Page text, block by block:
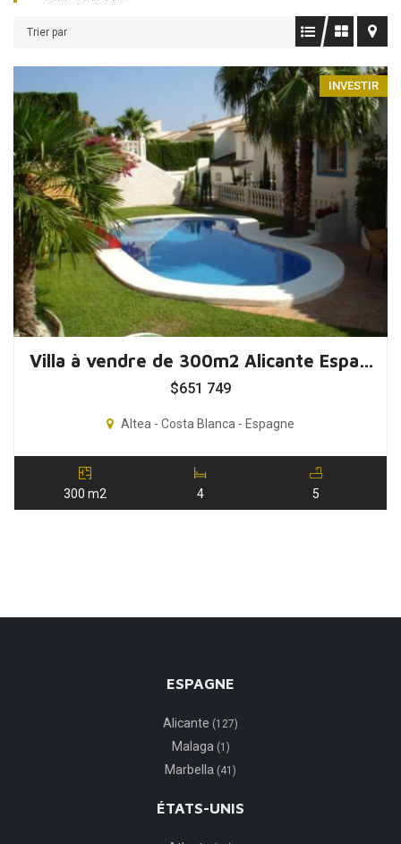
Trier par
INVESTIR
Villa à vendre de 300m2 Alicante Espagne
$651 749
Altea - Costa Blanca - Espagne
300 m2 4 5
ESPAGNE
Alicante (127)
Malaga (1)
Marbella (41)
ÉTATS-UNIS